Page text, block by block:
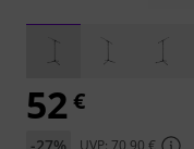
52€
UVP: 70,90 €